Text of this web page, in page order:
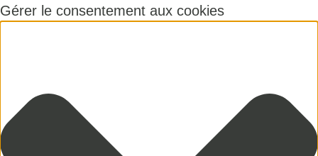
Gérer le consentement aux cookies